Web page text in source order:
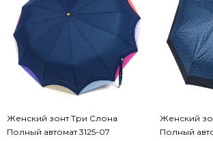
Женский зонт Три Слона
Полный автомат 3125-07
Женский
Полный